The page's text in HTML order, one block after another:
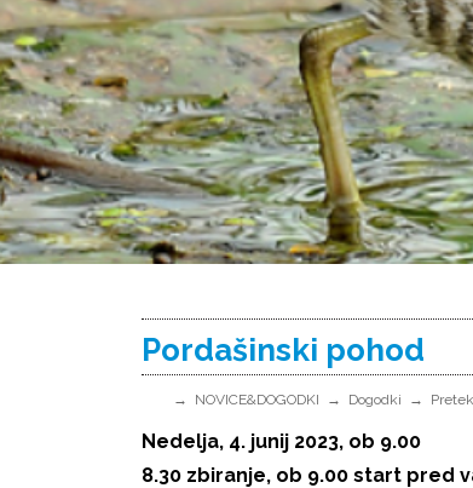
Pordašinski pohod
NOVICE&DOGODKI Dogodki
Nedelja, 4. junij 2023, ob 9.00
8.30 zbiranje, ob 9.00 start pred